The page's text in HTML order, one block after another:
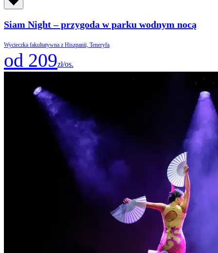
Siam Night – przygoda w parku wodnym nocą
Wycieczka fakultatywna z Hiszpanii, Teneryfa
od 209zł/os.